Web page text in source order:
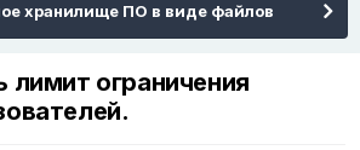
хранилище ПО в виде файлов
лимит ограничения